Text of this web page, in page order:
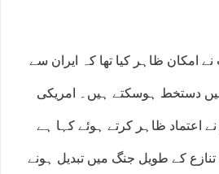
امکان ظاہر کیا تھا کہ ایران سے
پر 2 سے 3 دن میں دستخط ہوسکتے ہیں۔ امریکی
اعتماد ظاہر کرتے ہوئے کہا ہے
کے طویل جنگ میں تبدیل ہونے